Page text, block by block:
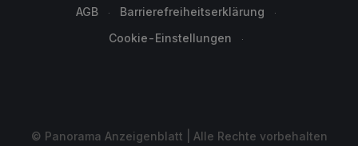
AGB
Barrierefreiheitserklärung
Cookie-Einstellungen
© Panorama Anzeigenblatt | Alle Rechte vorbehalten